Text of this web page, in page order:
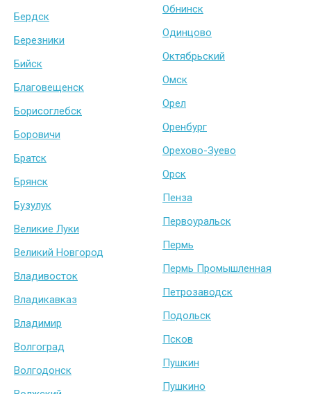
Бердск
Березники
Бийск
Благовещенск
Борисоглебск
Боровичи
Братск
Брянск
Бузулук
Великие Луки
Великий Новгород
Владивосток
Владикавказ
Владимир
Волгоград
Волгодонск
Обнинск
Одинцово
Октябрьский
Омск
Орел
Оренбург
Орехово-Зуево
Орск
Пенза
Первоуральск
Пермь
Пермь Промышленная
Петрозаводск
Подольск
Псков
Пушкин
Пушкино